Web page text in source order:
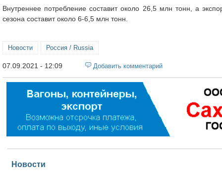
Внутреннее потребление составит около 26,5 млн тонн, а
сезона составит около 6-6,5 млн тонн.
Новости Россия / Russia
07.09.2021 - 12:09 Добавить комментарий
Новости